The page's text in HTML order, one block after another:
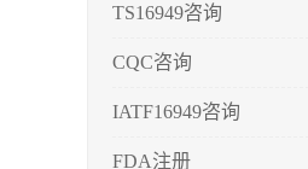
TS16949咨询
CQC咨询
IATF16949咨询
FDA注册